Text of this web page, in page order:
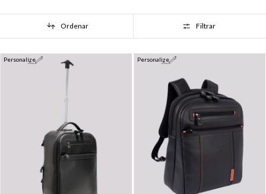
Ordenar Filtrar
Personalize Personalize